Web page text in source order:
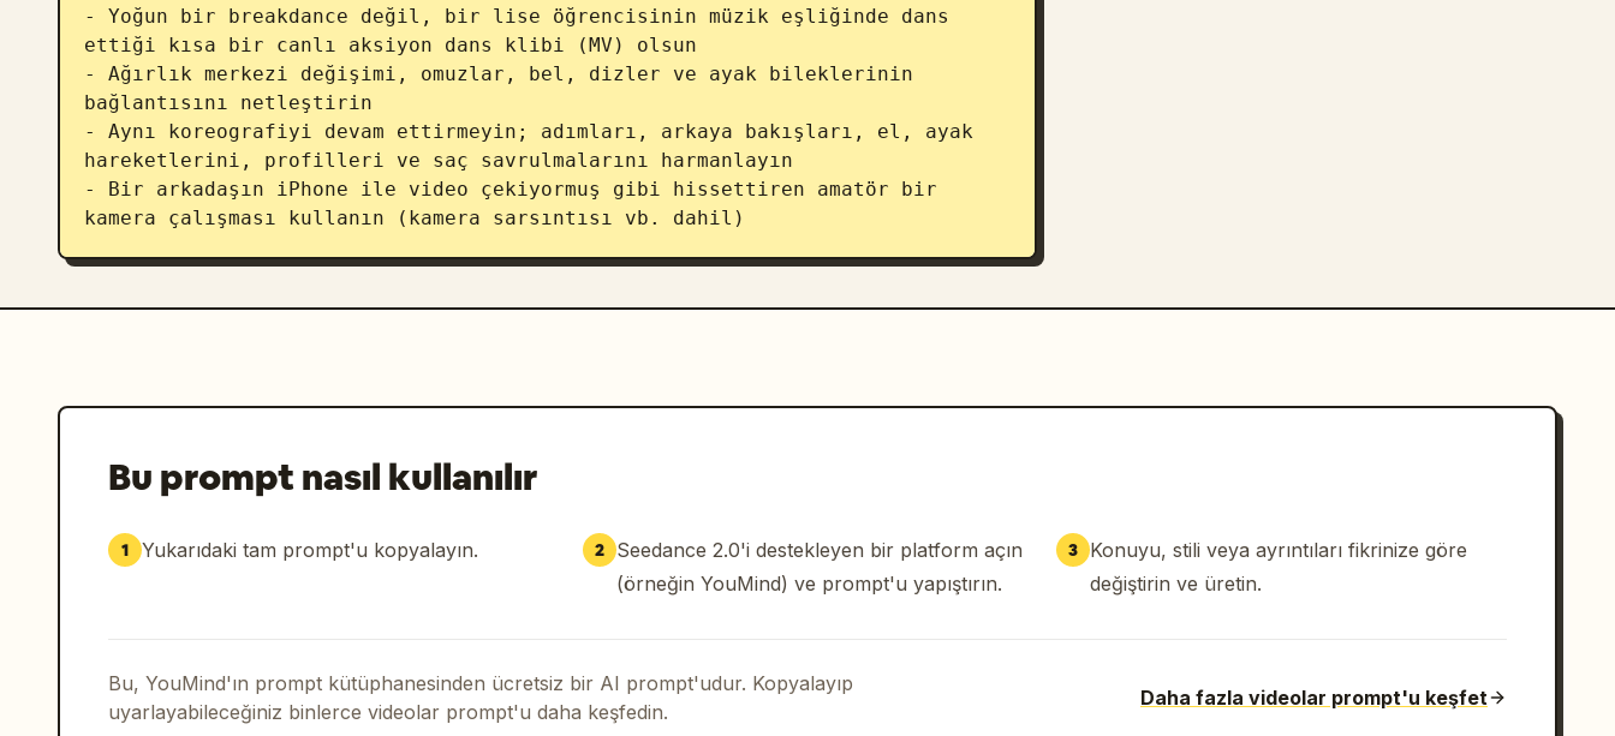
- Yoğun bir breakdance değil, bir lise öğrencisinin müzik eşliğinde dans
ettiği kısa bir canlı aksiyon dans klibi (MV) olsun
- Ağırlık merkezi değişimi, omuzlar, bel, dizler ve ayak bileklerinin
bağlantısını netleştirin
- Aynı koreografiyi devam ettirmeyin; adımları, arkaya bakışları, el, ayak
hareketlerini, profilleri ve saç savrulmalarını harmanlayın
- Bir arkadaşın iPhone ile video çekiyormuş gibi hissettiren amatör bir
kamera çalışması kullanın (kamera sarsıntısı vb. dahil)
Bu prompt nasıl kullanılır
1 Yukarıdaki tam prompt'u kopyalayın. 2 Seedance 2.0'i destekleyen bir platform açın
(örneğin YouMind) ve prompt'u yapıştırın.
3
Konuyu, stili veya ayrıntıları fikrinize göre
değiştirin ve üretin.
Bu, YouMind'ın prompt kütüphanesinden ücretsiz bir AI prompt'udur. Kopyalayıp
uyarlayabileceğiniz binlerce videolar prompt'u daha keşfedin.
Daha fazla videolar prompt'u keşfet